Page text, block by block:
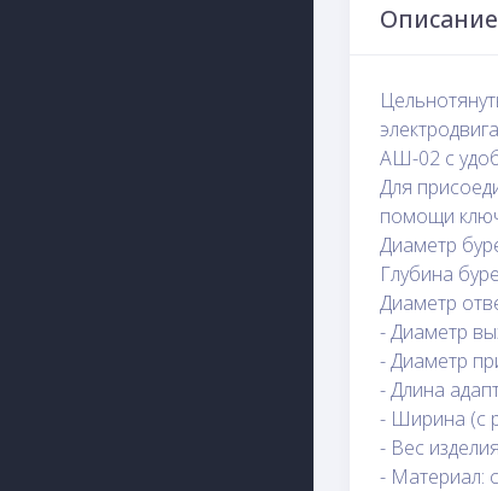
Описание
АШ-02 с
Для
помощи
Диаметр
Глубина
Диаметр
- Диаметр
- Диаметр
- Длина
- Ширина (с
- Вес
- Материал: